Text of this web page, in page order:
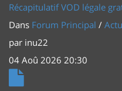
Récapitulatif VOD légale
Dans Forum Principal /
par inu22
04 Aoû 2026 20:30